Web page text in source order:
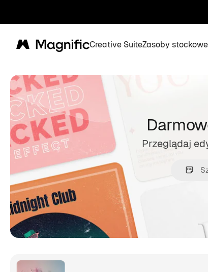
Magnific Creative SuiteZasoby stockowe
Przeglądaj